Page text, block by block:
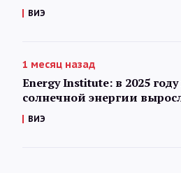
ВИЭ
1 месяц назад
Energy Institute: в 2025
солнечной энергии
ВИЭ